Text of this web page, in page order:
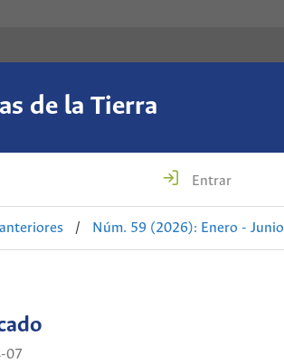
de la Tierra
Entrar
/ Núm. 59 (2026): Enero - Junio
07